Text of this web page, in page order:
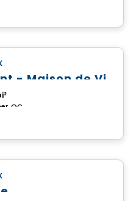
Maison
QC
Maison